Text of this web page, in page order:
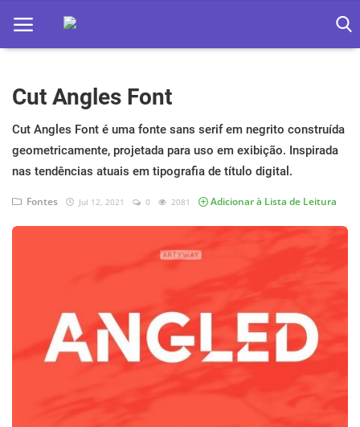
Home
Apps
Ebooks
Games
Cut Angles Font
Cut Angles Font é uma fonte sans serif em negrito construída
geometricamente, projetada para uso em exibição. Inspirada
nas tendências atuais em tipografia de título digital.
Fontes Jul 12, 2021 0 2081 Adicionar à Lista de Leitura